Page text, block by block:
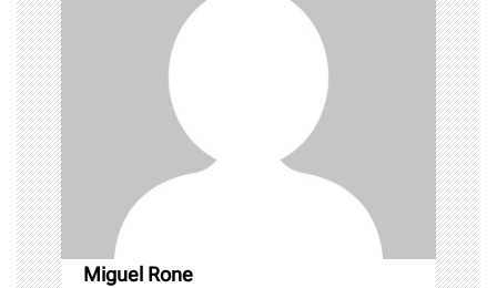
i
g
a
t
i
o
Miguel Rone